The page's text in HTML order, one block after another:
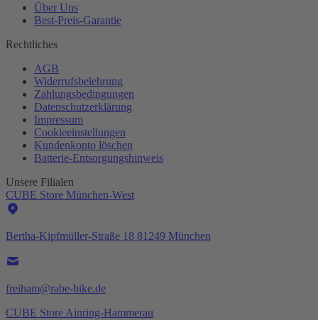
Über Uns
Best-Preis-Garantie
Rechtliches
AGB
Widerrufsbelehrung
Zahlungsbedingungen
Datenschutzerklärung
Impressum
Cookieeinstellungen
Kundenkonto löschen
Batterie-Entsorgungshinweis
Unsere Filialen
CUBE Store München-West
Bertha-Kipfmüller-Straße 18 81249 München
freiham@rabe-bike.de
CUBE Store Ainring-Hammerau